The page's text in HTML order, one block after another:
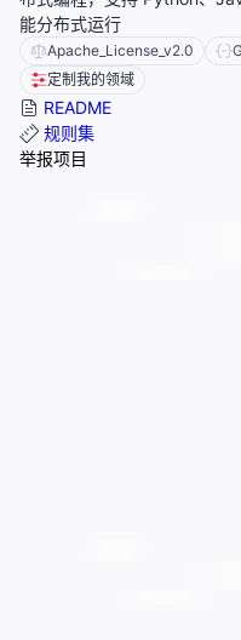
能分布式运行
Apache_License_v2.0
定制我的领域
README
规则集
举报项目